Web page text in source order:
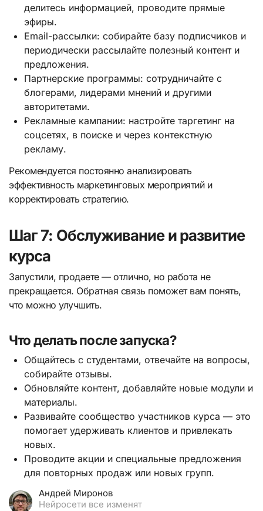
делитесь информацией, проводите прямые
эфиры.
Email-рассылки: собирайте базу подписчиков и
периодически рассылайте полезный контент и
предложения.
Партнерские программы: сотрудничайте с
блогерами, лидерами мнений и другими
авторитетами.
Рекламные кампании: настройте таргетинг на
соцсетях, в поиске и через контекстную
рекламу.
Рекомендуется постоянно анализировать
эффективность маркетинговых мероприятий и
корректировать стратегию.
Шаг 7: Обслуживание и развитие
курса
Запустили, продаете — отлично, но работа не
прекращается. Обратная связь поможет вам понять,
что можно улучшить.
Что делать после запуска?
Общайтесь с студентами, отвечайте на вопросы,
собирайте отзывы.
Обновляйте контент, добавляйте новые модули и
материалы.
Развивайте сообщество участников курса — это
помогает удерживать клиентов и привлекать
новых.
Проводите акции и специальные предложения
для повторных продаж или новых групп.
Андрей Миронов
Нейросети все изменят